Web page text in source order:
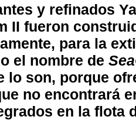
y refinados
II fueron
para la
el nombre de
lo son, porque
no encontrará
en la flota